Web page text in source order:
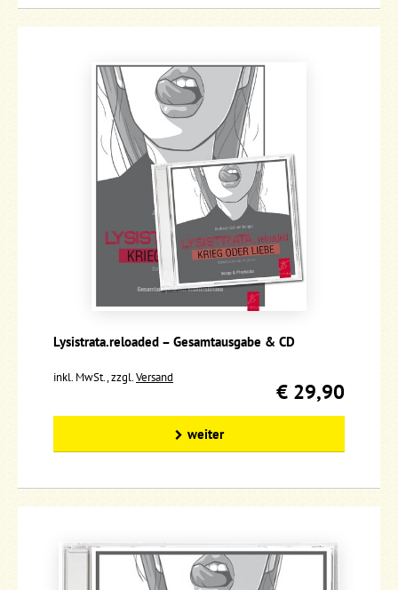
Lysistrata.reloaded – Gesamtausgabe & CD
inkl. MwSt., zzgl.Versand
€ 29,90
weiter